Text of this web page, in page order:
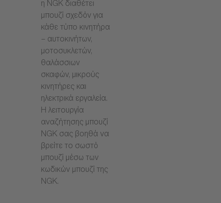
η NGK διαθέτει
μπουζί σχεδόν για
κάθε τύπο κινητήρα
– αυτοκινήτων,
μοτοσυκλετών,
θαλάσσιων
σκαφών, μικρούς
κινητήρες και
ηλεκτρικά εργαλεία.
Η λειτουργία
αναζήτησης μπουζί
NGK σας βοηθά να
βρείτε το σωστό
μπουζί μέσω των
κωδικών μπουζί της
NGK.